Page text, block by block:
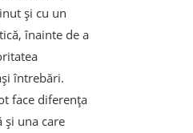
și cu un
înainte de a
întrebări.
face diferența
una care